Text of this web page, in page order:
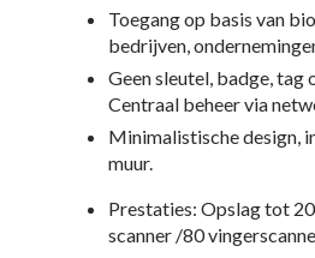
Toegang op basis van
bedrijven,
Geen sleutel, badge, tag
Centraal beheer via
Minimalistische design,
muur.
Prestaties: Opslag tot
scanner /80